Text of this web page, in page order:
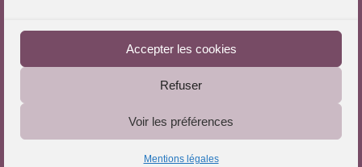
Accepter les cookies
Refuser
Voir les préférences
Mentions légales
Le Portail de l'Analyse des Pratiques © 2025 - Tous droits
Téléchargez le Guide